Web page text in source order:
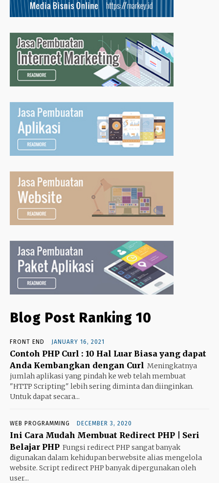
Blog Post Ranking 10
FRONT END JANUARY 16, 2021
Contoh PHP Curl : 10 Hal Luar Biasa yang dapat
Anda Kembangkan dengan Curl Meningkatnya
jumlah aplikasi yang pindah ke web telah membuat
"HTTP Scripting" lebih sering diminta dan diinginkan.
Untuk dapat secara...
WEB PROGRAMMING DECEMBER 3, 2020
Ini Cara Mudah Membuat Redirect PHP | Seri
Belajar PHP Fungsi redirect PHP sangat banyak
digunakan dalam kehidupan berwebsite alias mengelola
website. Script redirect PHP banyak dipergunakan oleh
user...